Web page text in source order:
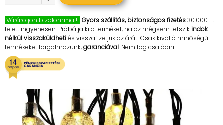
Várároljon bizalommal! Gyors szállítás, biztonságos fizetés30.000 Ft
felett ingyenesen. Próbálja ki a terméket, ha az mégsem tetszikindok
nélkül visszaküldhetiés visszafizetjük az árát! Csak kiválló minőségű
termékeket forgalmazunk,garanciával. Nem fog csalódni!